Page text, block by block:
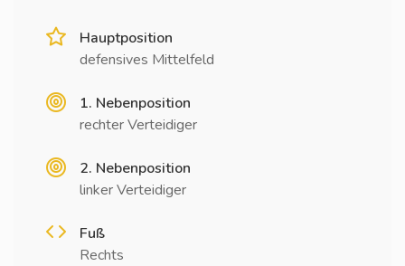
Hauptposition
defensives Mittelfeld
1. Nebenposition
rechter Verteidiger
2. Nebenposition
linker Verteidiger
Fuß
Rechts